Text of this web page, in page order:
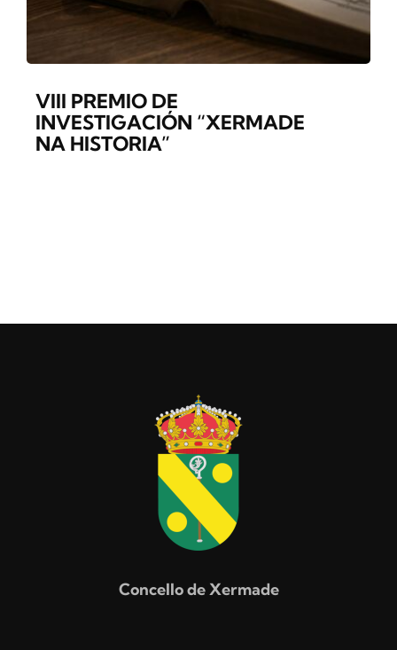
CONTACTO
VIII PREMIO DE
INVESTIGACIÓN “XERMADE
NA HISTORIA”
Concello de Xermade